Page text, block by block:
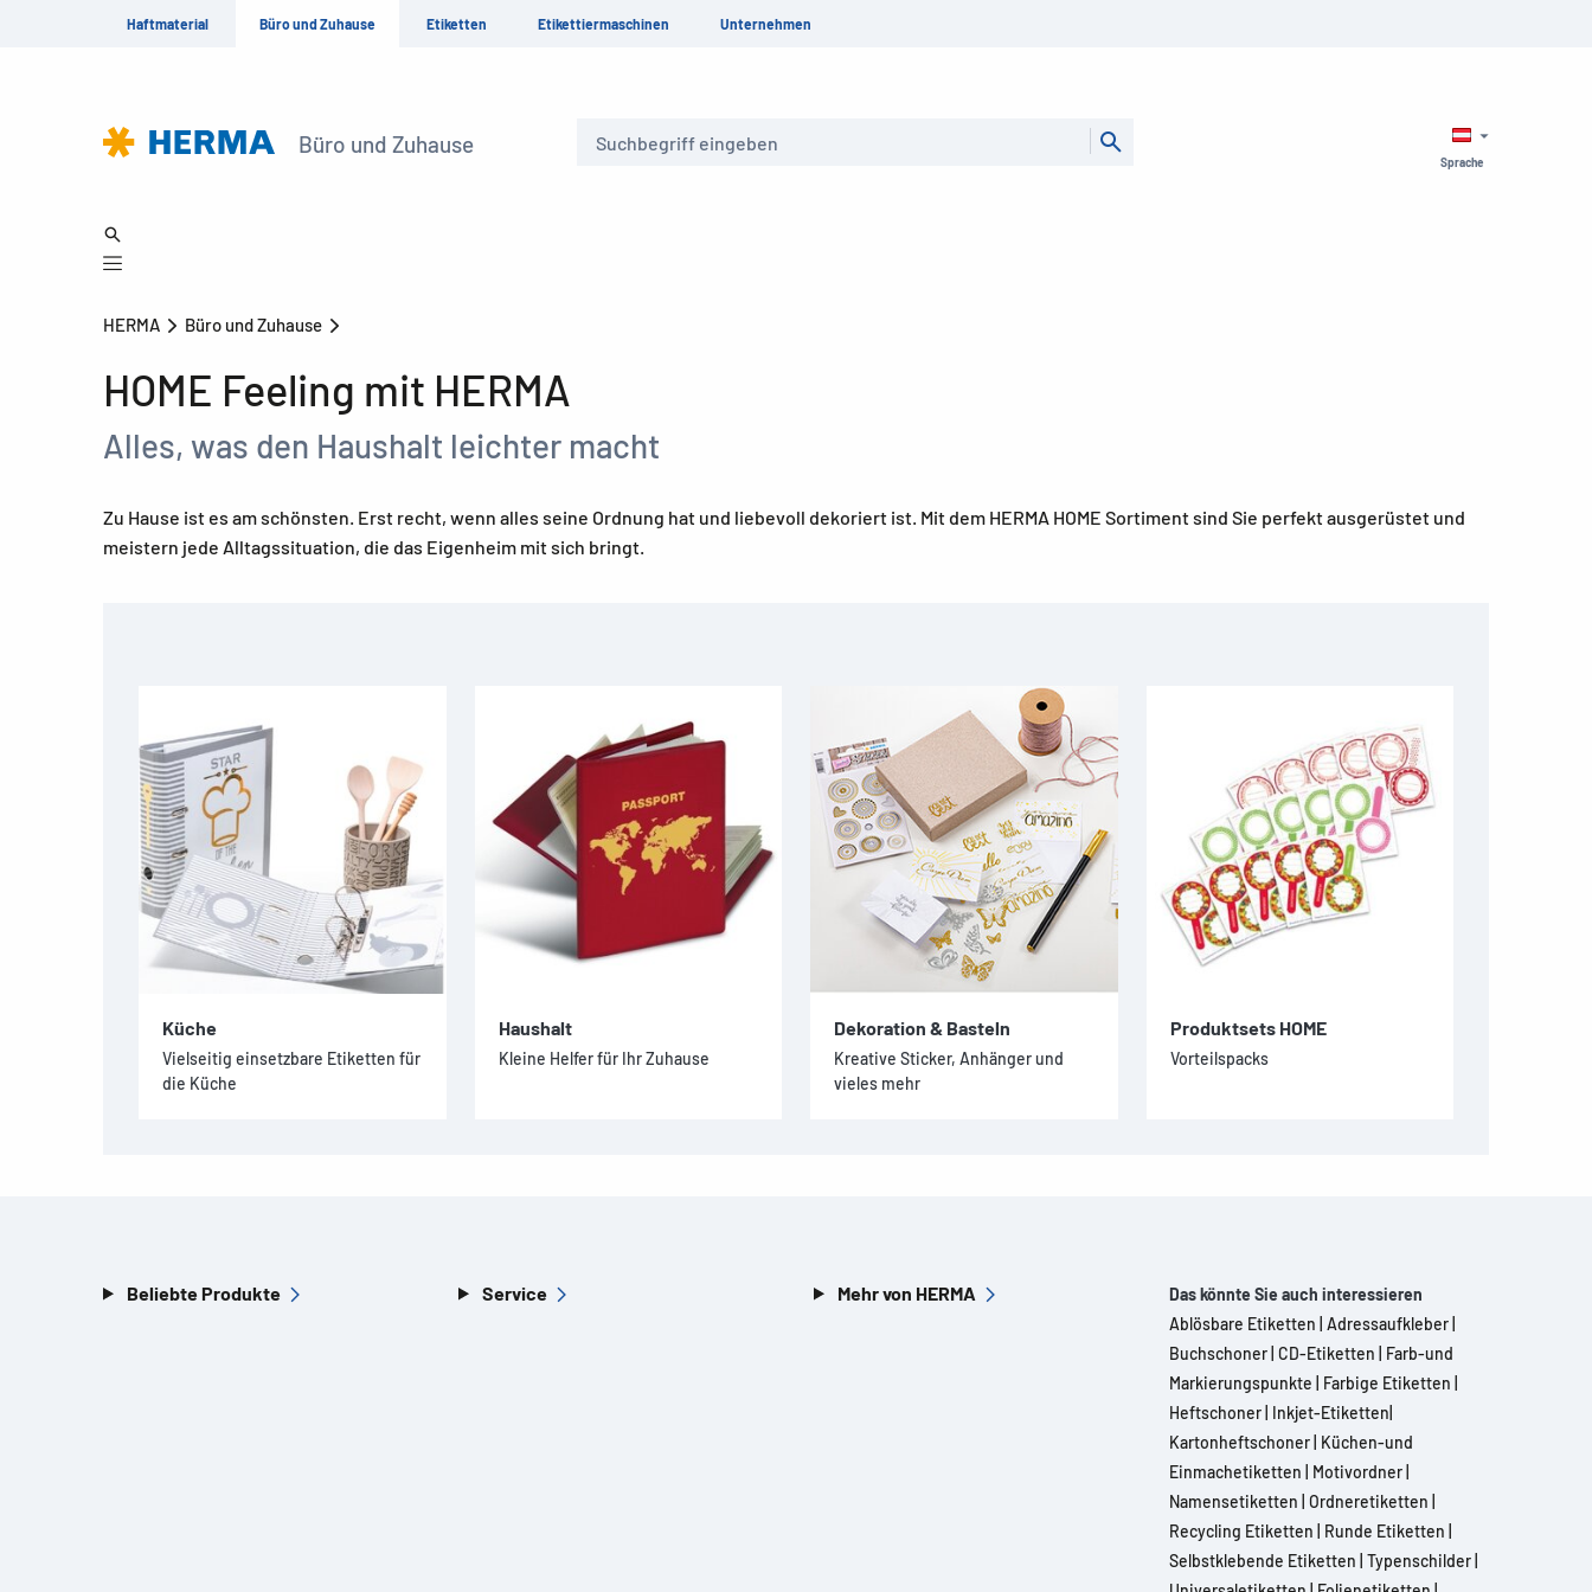
Haftmaterial Büro und Zuhause Etiketten Etikettiermaschinen Unternehmen
Büro und Zuhause
Sprache
HERMA Büro und Zuhause
HOME Feeling mit HERMA
Alles, was den Haushalt leichter macht
Zu Hause ist es am schönsten. Erst recht, wenn alles seine Ordnung hat und liebevoll dekoriert ist. Mit dem HERMA HOME Sortiment sind Sie perfekt ausgerüstet und
meistern jede Alltagssituation, die das Eigenheim mit sich bringt.
Küche
Vielseitig einsetzbare Etiketten für
die Küche
Haushalt
Kleine Helfer für Ihr Zuhause
Dekoration & Basteln
Kreative Sticker, Anhänger und
vieles mehr
Produktsets HOME
Vorteilspacks
Beliebte Produkte Service Mehr von HERMA
Das könnte Sie auch interessieren
Ablösbare Etiketten Adressaufkleber
Buchschoner CD-Etiketten
Farb-und
Markierungspunkte
Farbige Etiketten
Heftschoner Inkjet-Etiketten
Kartonheftschoner Küchen-und
Einmachetiketten
Motivordner
Namensetiketten Ordneretiketten
Recycling Etiketten
Runde Etiketten
Selbstklebende Etiketten Typenschilder